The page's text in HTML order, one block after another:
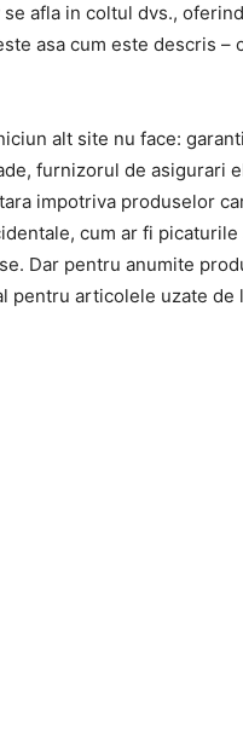
afla in coltul dvs.,
asa cum este descris –
alt site nu face:
furnizorul de asigurari
impotriva produselor
cum ar fi
Dar pentru anumite
pentru articolele uzate de